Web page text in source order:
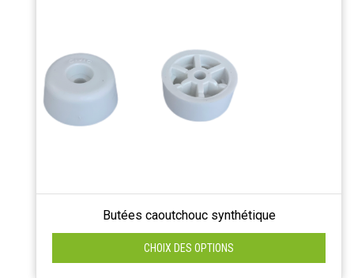
Butées caoutchouc synthétique
CHOIX DES OPTIONS